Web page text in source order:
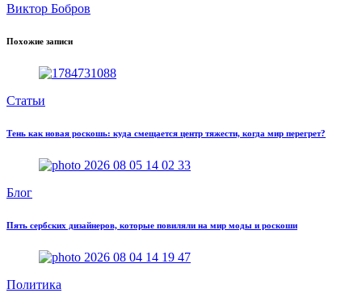
Виктор Бобров
Похожие записи
Статьи
Тень как новая роскошь: куда смещается центр тяжести, когда мир перегрет?
Блог
Пять сербских дизайнеров, которые повиляли на мир моды и роскоши
Политика